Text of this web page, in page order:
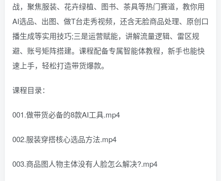
战，聚焦服装、花卉绿植、图书、茶具等热门赛道，教你用
AI选品、出图、做T台走秀视频，还含无脸商品处理、原创口
播生成等实用技巧;三是运营赋能，讲解流量逻辑、雷区规
避、账号矩阵搭建。课程配备专属智能体教程，新手也能快
速上手，轻松打造带货爆款。
课程目录：
001.做带货必备的8款AI工具.mp4
002.服装穿搭核心选品方法.mp4
003.商品图人物主体没有人脸怎么解决?.mp4